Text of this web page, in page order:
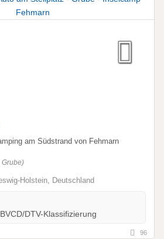
am Südstrand von Fehmarn
Grube)
Holstein, Deutschland
DTV-Klassifizierung
96